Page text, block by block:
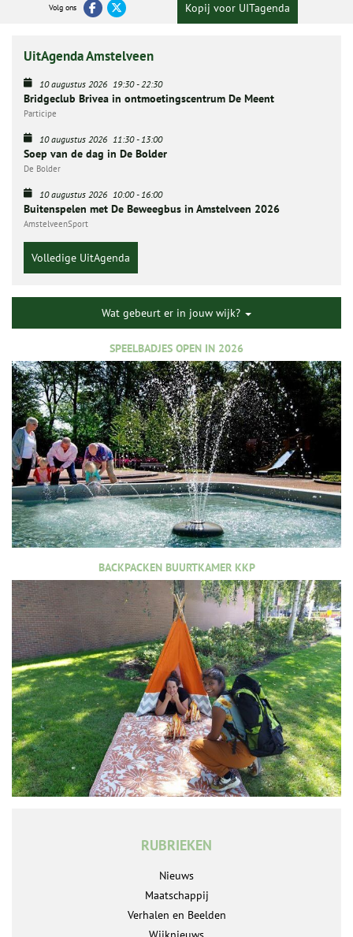
Volg ons Kopij voor UITagenda
UitAgenda Amstelveen
10 augustus 2026 19:30-22:30
Bridgeclub Brivea in ontmoetingscentrum De Meent
Participe
10 augustus 2026 11:30-13:00
Soep van de dag in De Bolder
De Bolder
10 augustus 2026 10:00-16:00
Buitenspelen met De Beweegbus in Amstelveen 2026
AmstelveenSport
Volledige UitAgenda
Wat gebeurt er in jouw wijk?
SPEELBADJES OPEN IN 2026
BACKPACKEN BUURTKAMER KKP
RUBRIEKEN
Nieuws
Maatschappij
Verhalen en Beelden